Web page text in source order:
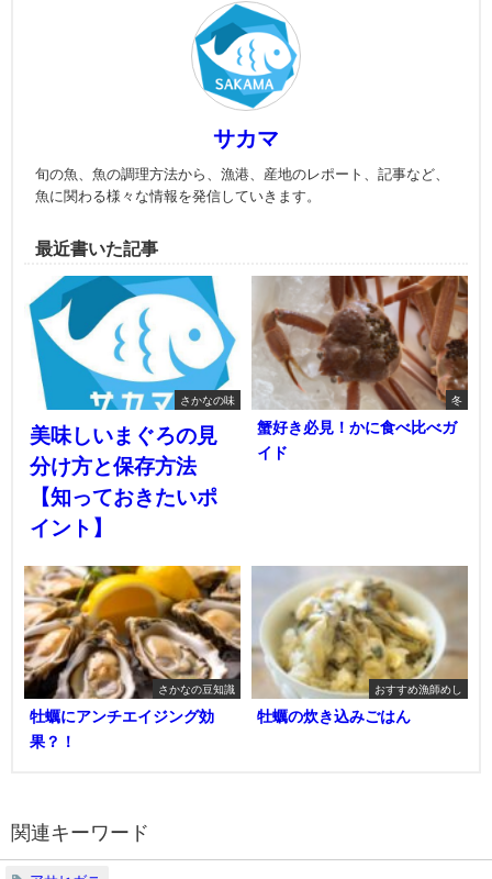
サカマ
旬の魚、魚の調理方法から、漁港、産地のレポート、記事など、
魚に関わる様々な情報を発信していきます。
最近書いた記事
さかなの味
美味しいまぐろの見
分け方と保存方法
【知っておきたいポ
イント】
冬
蟹好き必見！かに食べ比べガ
イド
さかなの豆知識
牡蠣にアンチエイジング効
果？！
おすすめ漁師めし
牡蠣の炊き込みごはん
関連キーワード